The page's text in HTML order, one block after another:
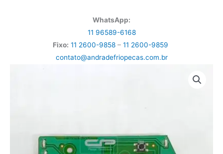
WhatsApp:
11 96589-6168
Fixo: 11 2600-9858 – 11 2600-9859
contato@andradefriopecas.com.br